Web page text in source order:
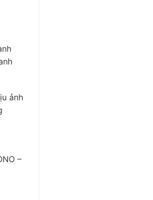
ảnh
–